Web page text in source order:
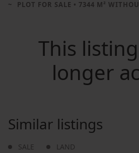
PLOT FOR SALE • 7344 M² WITHOUT REAL
This
longer
Similar listings
SALE LAND